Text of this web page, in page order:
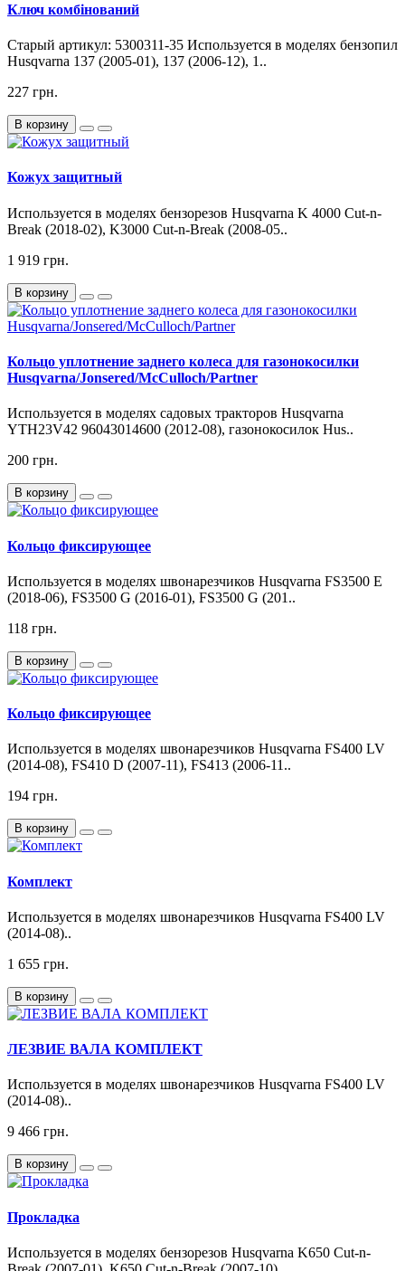
Ключ комбінований
Старый артикул: 5300311-35 Используется в моделях бензопил
Husqvarna 137 (2005-01), 137 (2006-12), 1..
227 грн.
В корзину
Кожух защитный
Используется в моделях бензорезов Husqvarna K 4000 Cut-n-
Break (2018-02), K3000 Cut-n-Break (2008-05..
1 919 грн.
В корзину
Кольцо уплотнение заднего колеса для газонокосилки
Husqvarna/Jonsered/McCulloch/Partner
Используется в моделях садовых тракторов Husqvarna
YTH23V42 96043014600 (2012-08), газонокосилок Hus..
200 грн.
В корзину
Кольцо фиксирующее
Используется в моделях швонарезчиков Husqvarna FS3500 E
(2018-06), FS3500 G (2016-01), FS3500 G (201..
118 грн.
В корзину
Кольцо фиксирующее
Используется в моделях швонарезчиков Husqvarna FS400 LV
(2014-08), FS410 D (2007-11), FS413 (2006-11..
194 грн.
В корзину
Комплект
Используется в моделях швонарезчиков Husqvarna FS400 LV
(2014-08)..
1 655 грн.
В корзину
ЛЕЗВИЕ ВАЛА КОМПЛЕКТ
Используется в моделях швонарезчиков Husqvarna FS400 LV
(2014-08)..
9 466 грн.
В корзину
Прокладка
Используется в моделях бензорезов Husqvarna K650 Cut-n-